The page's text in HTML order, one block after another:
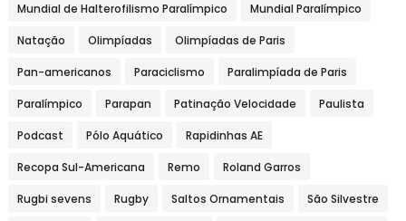
Mundial de Halterofilismo Paralímpico Mundial Paralímpico
Natação Olimpíadas Olimpíadas de Paris
Pan-americanos Paraciclismo Paralimpíada de Paris
Paralímpico Parapan Patinação Velocidade Paulista
Podcast Pólo Aquático Rapidinhas AE
Recopa Sul-Americana Remo Roland Garros
Rugbi sevens Rugby Saltos Ornamentais São Silvestre